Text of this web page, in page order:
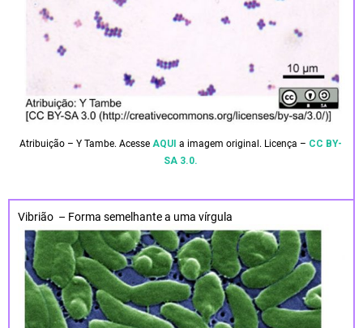
Atribuição – Y Tambe. Acesse AQUI a imagem original. Licença – CC BY-
SA 3.0.
Vibrião – Forma semelhante a uma vírgula